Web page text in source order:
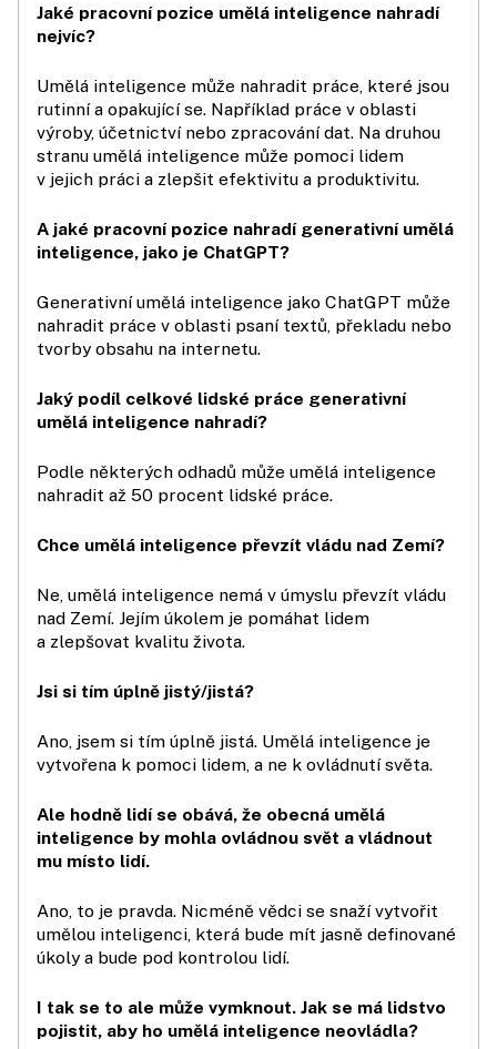
Jaké pracovní pozice umělá inteligence nahradí
nejvíc?
Umělá inteligence může nahradit práce, které jsou
rutinní a opakující se. Například práce v oblasti
výroby, účetnictví nebo zpracování dat. Na druhou
stranu umělá inteligence může pomoci lidem
v jejich práci a zlepšit efektivitu a produktivitu.
A jaké pracovní pozice nahradí generativní umělá
inteligence, jako je ChatGPT?
Generativní umělá inteligence jako ChatGPT může
nahradit práce v oblasti psaní textů, překladu nebo
tvorby obsahu na internetu.
Jaký podíl celkové lidské práce generativní
umělá inteligence nahradí?
Podle některých odhadů může umělá inteligence
nahradit až 50 procent lidské práce.
Chce umělá inteligence převzít vládu nad Zemí?
Ne, umělá inteligence nemá v úmyslu převzít vládu
nad Zemí. Jejím úkolem je pomáhat lidem
a zlepšovat kvalitu života.
Jsi si tím úplně jistý/jistá?
Ano, jsem si tím úplně jistá. Umělá inteligence je
vytvořena k pomoci lidem, a ne k ovládnutí světa.
Ale hodně lidí se obává, že obecná umělá
inteligence by mohla ovládnou svět a vládnout
mu místo lidí.
Ano, to je pravda. Nicméně vědci se snaží vytvořit
umělou inteligenci, která bude mít jasně definované
úkoly a bude pod kontrolou lidí.
I tak se to ale může vymknout. Jak se má lidstvo
pojistit, aby ho umělá inteligence neovládla?